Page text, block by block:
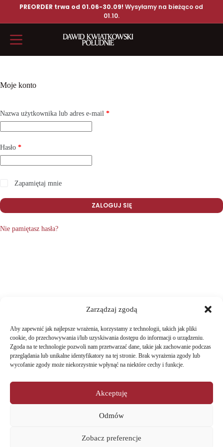
Zarządzaj zgodą
Aby zapewnić jak najlepsze wrażenia, korzystamy z technologii, takich jak pliki
cookie, do przechowywania i/lub uzyskiwania dostępu do informacji o urządzeniu.
Zgoda na te technologie pozwoli nam przetwarzać dane, takie jak zachowanie podczas
przeglądania lub unikalne identyfikatory na tej stronie. Brak wyrażenia zgody lub
wycofanie zgody może niekorzystnie wpłynąć na niektóre cechy i funkcje.
Akceptuję
Odmów
Zobacz preferencje
PREORDER trwa od 01.06-30.09! Wysyłamy na bieżąco od
01.10.
Moje konto
Nazwa użytkownika lub adres e-mail *
Hasło *
Zapamiętaj mnie
ZALOGUJ SIĘ
Nie pamiętasz hasła?
Informacja o dostawach i płatności